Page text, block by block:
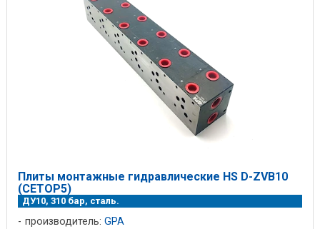
Плиты монтажные гидравлические HS D-ZVB10
(СЕТОР5)
ДУ10, 310 бар, сталь.
производитель: GPA